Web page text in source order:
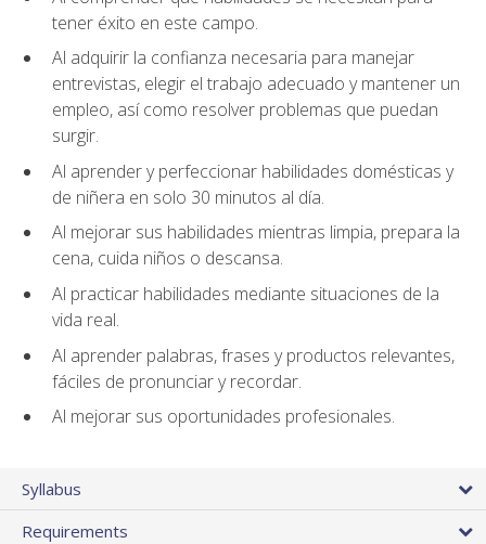
tener éxito en este campo.
Al adquirir la confianza necesaria para manejar
entrevistas, elegir el trabajo adecuado y mantener un
empleo, así como resolver problemas que puedan
surgir.
Al aprender y perfeccionar habilidades domésticas y
de niñera en solo 30 minutos al día.
Al mejorar sus habilidades mientras limpia, prepara la
cena, cuida niños o descansa.
Al practicar habilidades mediante situaciones de la
vida real.
Al aprender palabras, frases y productos relevantes,
fáciles de pronunciar y recordar.
Al mejorar sus oportunidades profesionales.
Syllabus
Requirements